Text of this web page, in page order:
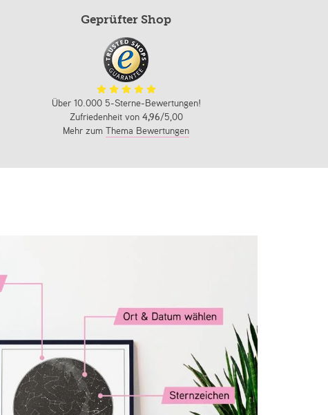
Geprüfter Shop
Über 10.000 5-Sterne-Bewertungen!
Zufriedenheit von 4,96/5,00
Mehr zumThema Bewertungen